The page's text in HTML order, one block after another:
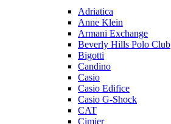
Adriatica
Anne Klein
Armani Exchange
Beverly Hills Polo Club
Bigotti
Candino
Casio
Casio Edifice
Casio G-Shock
CAT
Cimier